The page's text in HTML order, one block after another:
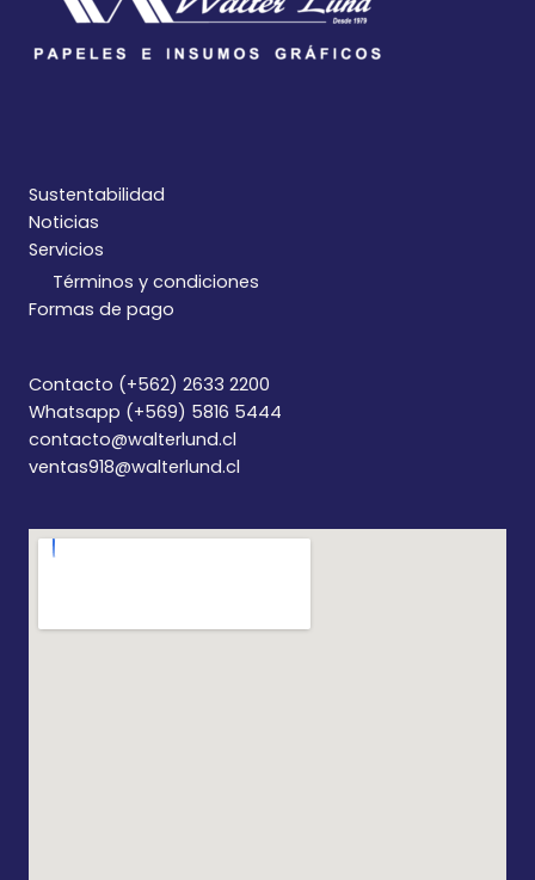
Sustentabilidad
Noticias
Servicios
Términos y condiciones
Formas de pago
Contacto (+562) 2633 2200
Whatsapp (+569) 5816 5444
contacto@walterlund.cl
ventas918@walterlund.cl